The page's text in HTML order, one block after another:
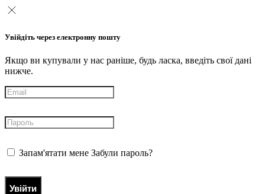
Увійдіть через електронну пошту
Якщо ви купували у нас раніше, будь ласка, введіть свої дані
нижче.
Запам'ятати мене Забули пароль?
Увійти